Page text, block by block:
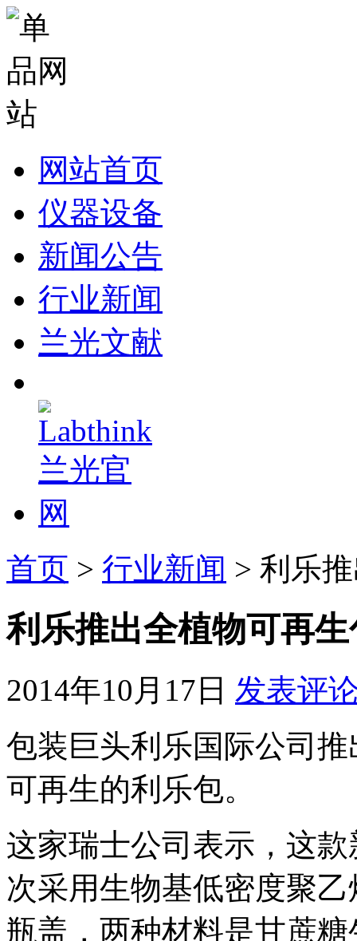
网站首页
仪器设备
新闻公告
行业新闻
兰光文献
首页 > 行业新闻 > 利乐
利乐推出全植物可再
2014年10月17日 发表评
包装巨头利乐国际公司
可再生的利乐包。
这家瑞士公司表示，这
次采用生物基低密度聚
瓶盖，两种材料是甘蔗